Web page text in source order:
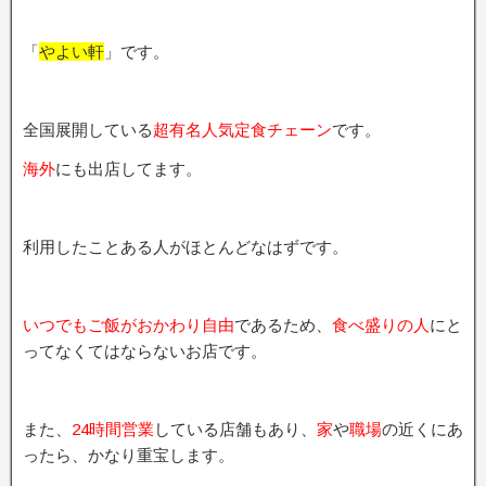
「やよい軒 」です。
全国展開している超有名人気定食チェーンです。
海外にも出店してます。
利用したことある人がほとんどなはずです。
いつでもご飯がおかわり自由であるため、 食べ盛りの人 にと
ってなくてはならないお店です。
また、 24時間営業 している店舗もあり、 家や職場の近くにあ
ったら、かなり重宝します。